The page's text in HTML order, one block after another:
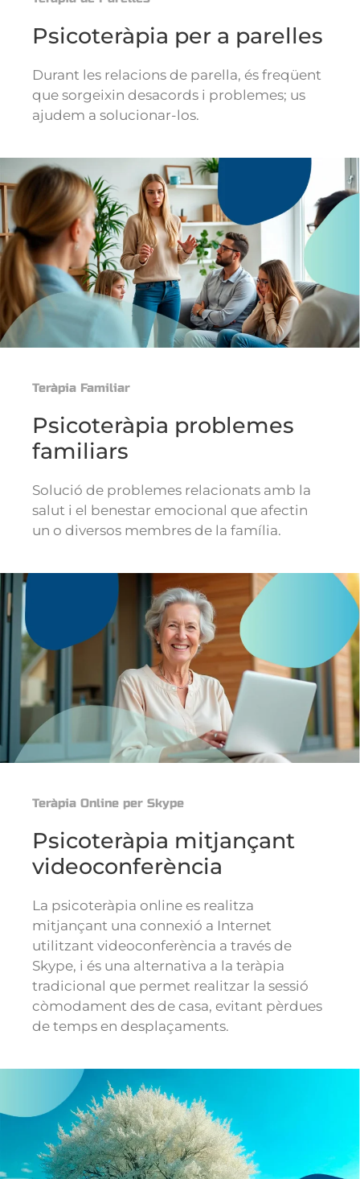
Psicoteràpia per a parelles
Durant les relacions de parella, és freqüent
que sorgeixin desacords i problemes; us
ajudem a solucionar-los.
Teràpia Familiar
Psicoteràpia problemes
familiars
Solució de problemes relacionats amb la
salut i el benestar emocional que afectin
un o diversos membres de la família.
Teràpia Online per Skype
Psicoteràpia mitjançant
videoconferència
La psicoteràpia online es realitza
mitjançant una connexió a Internet
utilitzant videoconferència a través de
Skype, i és una alternativa a la teràpia
tradicional que permet realitzar la sessió
còmodament des de casa, evitant pèrdues
de temps en desplaçaments.